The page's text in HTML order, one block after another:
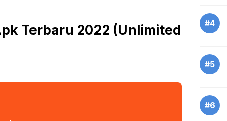
Terbaru 2022 (Unlimited
#4
#5
#6